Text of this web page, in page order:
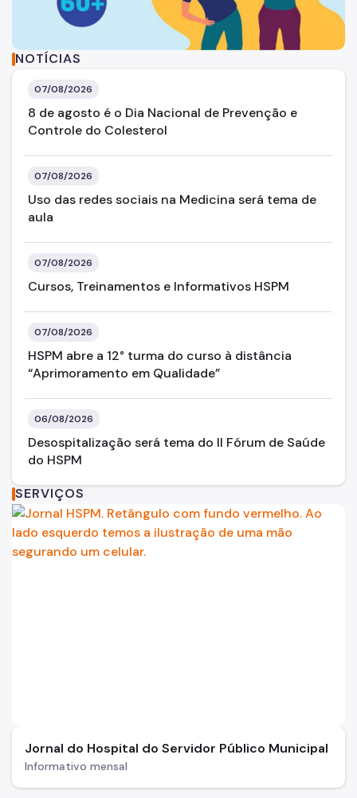
Internação e Alta
Enfermagem
Pronto-Socorro Adulto
Serviços
SAME
Resultado de Exames
Exames
Hospedaria
Assistência Domiciliária
Canais de Comunicação
Ouvidoria
Programa Humanização
Notícias
do Projeto Tampinhas que Curam. Ao lado direito,
NOTÍCIAS
07/08/2026
8 de agosto é o Dia Nacional de Prevenção e
Controle do Colesterol
07/08/2026
Uso das redes sociais na Medicina será tema de
aula
07/08/2026
Cursos, Treinamentos e Informativos HSPM
07/08/2026
HSPM abre a 12° turma do curso à distância
“Aprimoramento em Qualidade”
06/08/2026
Desospitalização será tema do II Fórum de Saúde
do HSPM
SERVIÇOS
Jornal do Hospital do Servidor Público Municipal
Informativo mensal